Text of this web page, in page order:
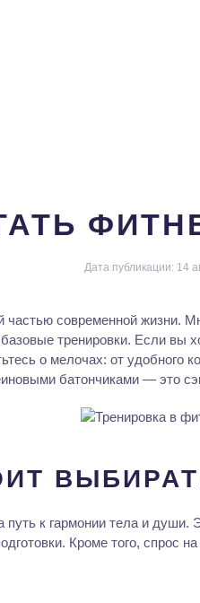
Дата публикации: 14
современной жизни.
тренировки. Если
о мелочах: от удобного
батончиками — это
путь к гармонии тела и
Кроме того, спрос